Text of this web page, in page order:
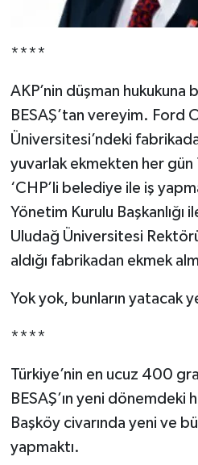
****
AKP’nin düşman hukukuna
BESAŞ’tan vereyim. Ford
Üniversitesi’ndeki
yuvarlak ekmekten her gün
‘CHP’li belediye ile iş
Yönetim Kurulu Başkanlığı
Uludağ Üniversitesi
aldığı fabrikadan ekmek
Yok yok, bunların yatacak
****
Türkiye’nin en ucuz 400
BESAŞ’ın yeni dönemdeki
Başköy civarında yeni ve
yapmaktı.